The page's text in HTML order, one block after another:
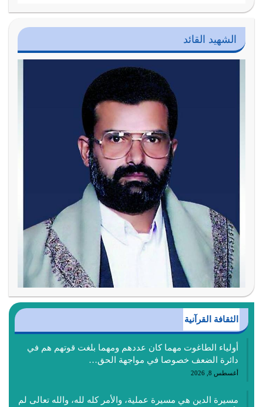
الشهيد القائد
الثقافة القرآنية
أولياء الطاغوت مهما كان عددهم ومهما بلغت قوتهم هم في
دائرة الضعف خصوصا في مواجهة الحق…
أغسطس 8, 2026
مسيرة الدين هي مسيرة عملية، والأمر كله لله، والله تعالى لم